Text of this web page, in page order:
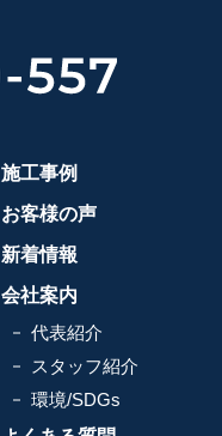
施工事例
お客様の声
新着情報
会社案内
代表紹介
スタッフ紹介
環境/SDGs